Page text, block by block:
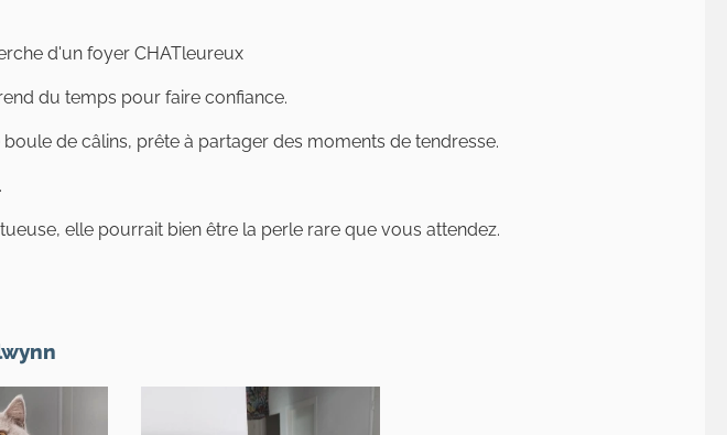
d'un foyer CHATleureux
du temps pour faire confiance.
de câlins, prête à partager des moments de tendresse.
elle pourrait bien être la perle rare que vous attendez.